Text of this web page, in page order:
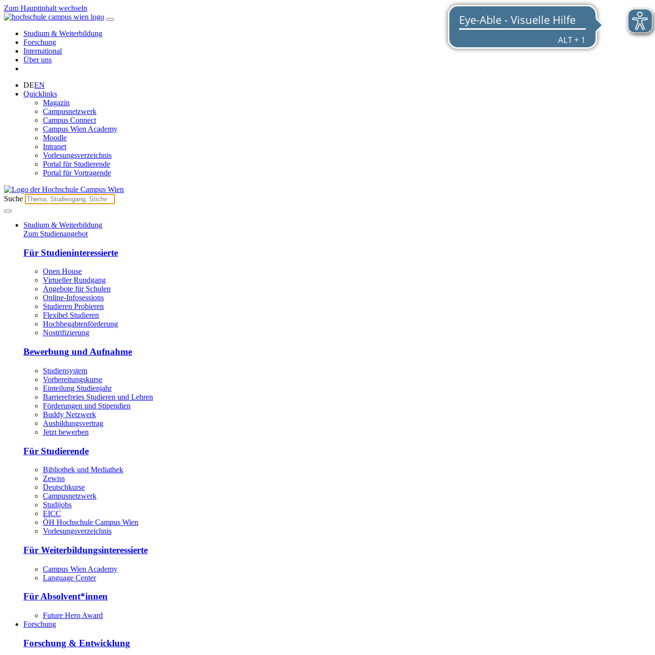
Zum Hauptinhalt wechseln
Studium & Weiterbildung
Forschung
International
Über uns
DEEN
Quicklinks
Magazin
Campusnetzwerk
Campus Connect
Campus Wien Academy
Moodle
Intranet
Vorlesungsverzeichnis
Portal für Studierende
Portal für Vortragende
Suche
Studium & Weiterbildung
Zum Studienangebot
Für Studieninteressierte
Open House
Virtueller Rundgang
Angebote für Schulen
Online-Infosessions
Studieren Probieren
Flexibel Studieren
Hochbegabtenförderung
Nostrifizierung
Bewerbung und Aufnahme
Studiensystem
Vorbereitungskurse
Einteilung Studienjahr
Barrierefreies Studieren und Lehren
Förderungen und Stipendien
Buddy Netzwerk
Ausbildungsvertrag
Jetzt bewerben
Für Studierende
Bibliothek und Mediathek
Zewiss
Deutschkurse
Campusnetzwerk
Studijobs
EICC
ÖH Hochschule Campus Wien
Vorlesungsverzeichnis
Für Weiterbildungsinteressierte
Campus Wien Academy
Language Center
Für Absolvent*innen
Future Hero Award
Forschung
Forschung & Entwicklung